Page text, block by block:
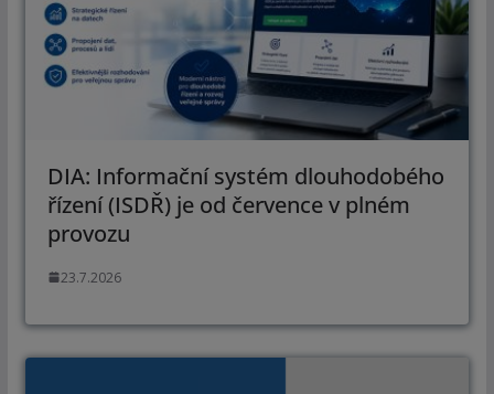
DIA: Informační systém dlouhodobého
řízení (ISDŘ) je od července v plném
provozu
23.7.2026